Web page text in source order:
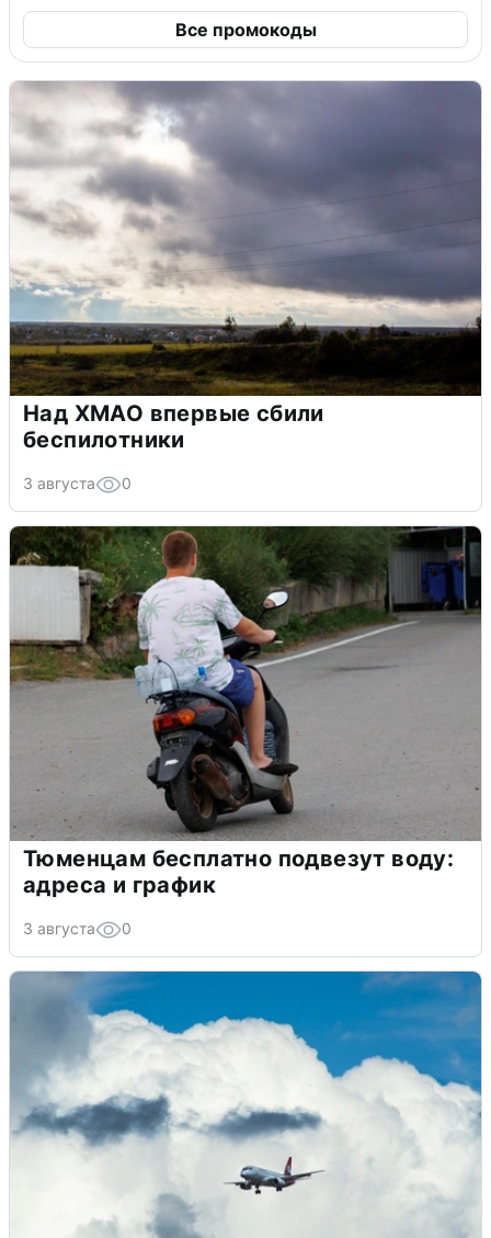
Все промокоды
Над ХМАО впервые сбили
беспилотники
3 августа 0
Тюменцам бесплатно подвезут воду:
адреса и график
3 августа 0